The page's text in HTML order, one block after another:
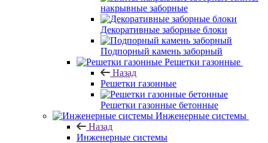
накрывные заборные
Декоративные заборные блоки
Подпорный камень заборный
Решетки газонные
Назад
Решетки газонные
Решетки газонные бетонные
Инженерные системы
Назад
Инженерные системы